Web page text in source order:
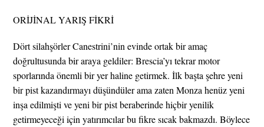
ORİJİNAL YARIŞ FİKRİ
Dört silahşörler Canestrini’nin evinde ortak bir amaç
doğrultusunda bir araya geldiler: Brescia’yı tekrar motor
sporlarında önemli bir yer haline getirmek. İlk başta şehre yeni
bir pist kazandırmayı düşündüler ama zaten Monza henüz yeni
inşa edilmişti ve yeni bir pist beraberinde hiçbir yenilik
getirmeyeceği için yatırımcılar bu fikre sıcak bakmazdı. Böylece